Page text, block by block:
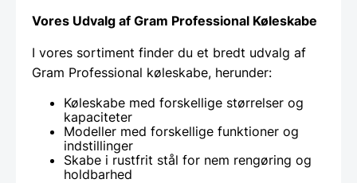
Vores Udvalg af Gram Professional Køleskabe
I vores sortiment finder du et bredt udvalg af
Gram Professional køleskabe, herunder:
Køleskabe med forskellige størrelser og
kapaciteter
Modeller med forskellige funktioner og
indstillinger
Skabe i rustfrit stål for nem rengøring og
holdbarhed